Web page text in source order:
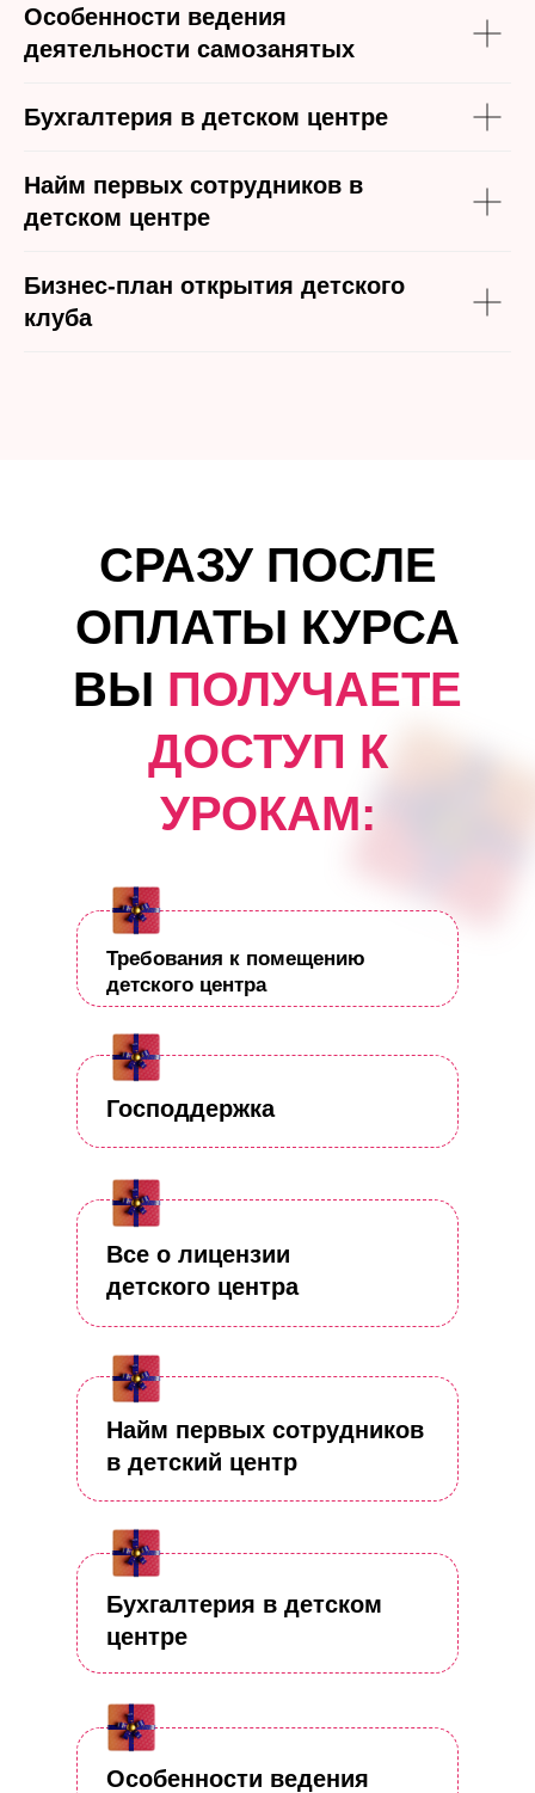
Особенности ведения
деятельности самозанятых
Бухгалтерия в детском центре
Найм первых сотрудников в
детском центре
Бизнес-план открытия детского
клуба
СРАЗУ ПОСЛЕ
ОПЛАТЫ КУРСА
ВЫ ПОЛУЧАЕТЕ
ДОСТУП К
УРОКАМ:
Требования к помещению
детского центра
Господдержка
Все о лицензии
детского центра
Найм первых сотрудников
в детский центр
Бухгалтерия в детском
центре
Особенности ведения